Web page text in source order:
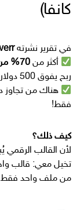
كانفا)
في تقرير نشرته
أكثر من70% من المصممين الجدد في Canva
ربح يفوق 500 دولار شهريًا خلال أول 3 أشهر.
هناك من تجاوز
فقط!
كيف ذلك؟
لأن القالب الرقمي
تخيل معي: قالب واحد بسعر 20 ريال ×
من ملف واحد